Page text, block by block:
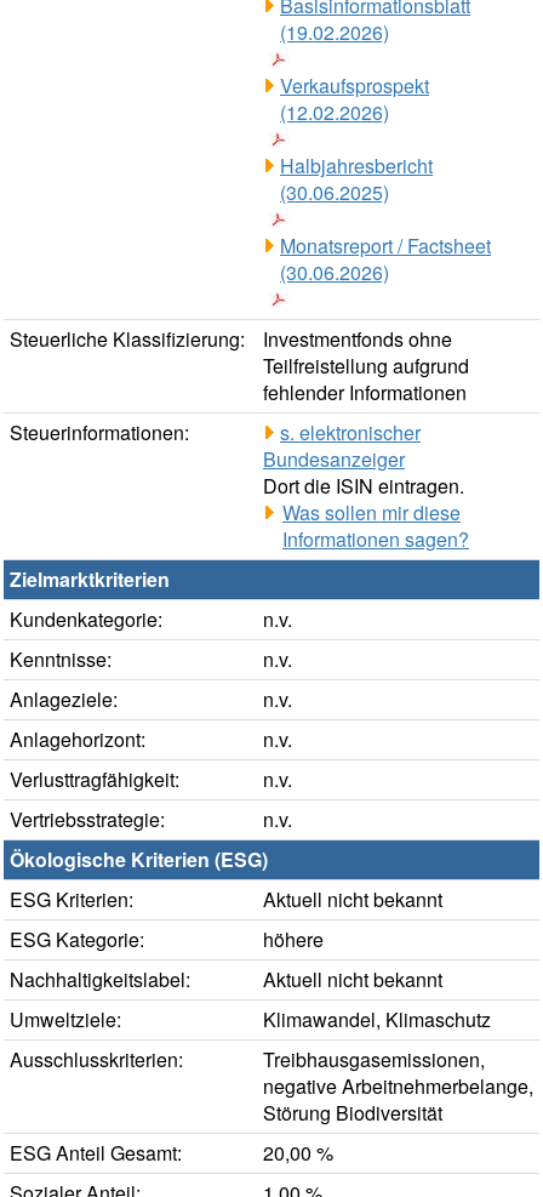
Basisinformationsblatt
(19.02.2026)
Verkaufsprospekt
(12.02.2026)
Halbjahresbericht
(30.06.2025)
Monatsreport / Factsheet
(30.06.2026)
Steuerliche Klassifizierung:
Investmentfonds ohne
Teilfreistellung aufgrund
fehlender Informationen
Steuerinformationen:
s. elektronischer
Bundesanzeiger
Dort die ISIN eintragen.
Was sollen mir diese
Informationen sagen?
Zielmarktkriterien
Kundenkategorie:
n.v.
Kenntnisse:
n.v.
Anlageziele:
n.v.
Anlagehorizont:
n.v.
Verlusttragfähigkeit:
n.v.
Vertriebsstrategie:
n.v.
Ökologische Kriterien (ESG)
ESG Kriterien:
Aktuell nicht bekannt
ESG Kategorie:
höhere
Nachhaltigkeitslabel:
Aktuell nicht bekannt
Umweltziele:
Klimawandel, Klimaschutz
Ausschlusskriterien:
Treibhausgasemissionen,
negative Arbeitnehmerbelange,
Störung Biodiversität
ESG Anteil Gesamt:
20,00 %